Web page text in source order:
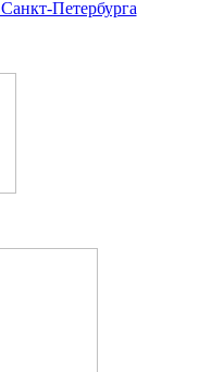
Петербурга